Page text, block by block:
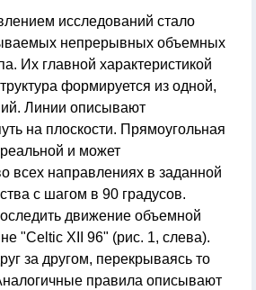
исследований стало
непрерывных объемных
Их главной характеристикой
формируется из одной,
Линии описывают
на плоскости. Прямоугольная
и может
всех направлениях в заданной
с шагом в 90 градусов.
движение объемной
"Celtic XII 96" (рис. 1, слева).
за другом, перекрываясь то
правила описывают